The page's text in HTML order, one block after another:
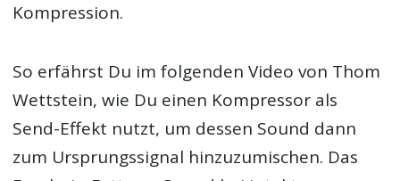
Kompression.
So erfährst Du im folgenden Video von Thom
Wettstein, wie Du einen Kompressor als
Send-Effekt nutzt, um dessen Sound dann
zum Ursprungssignal hinzuzumischen. Das